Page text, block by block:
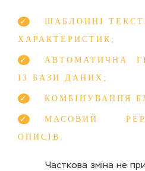
ШАБЛОННІ
ХАРАКТЕРИСТИК;
АВТОМАТИЧНА
ІЗ БАЗИ ДАНИХ;
КОМБІНУВАННЯ
МАСОВИЙ
ОПИСІВ.
Часткова зміна не